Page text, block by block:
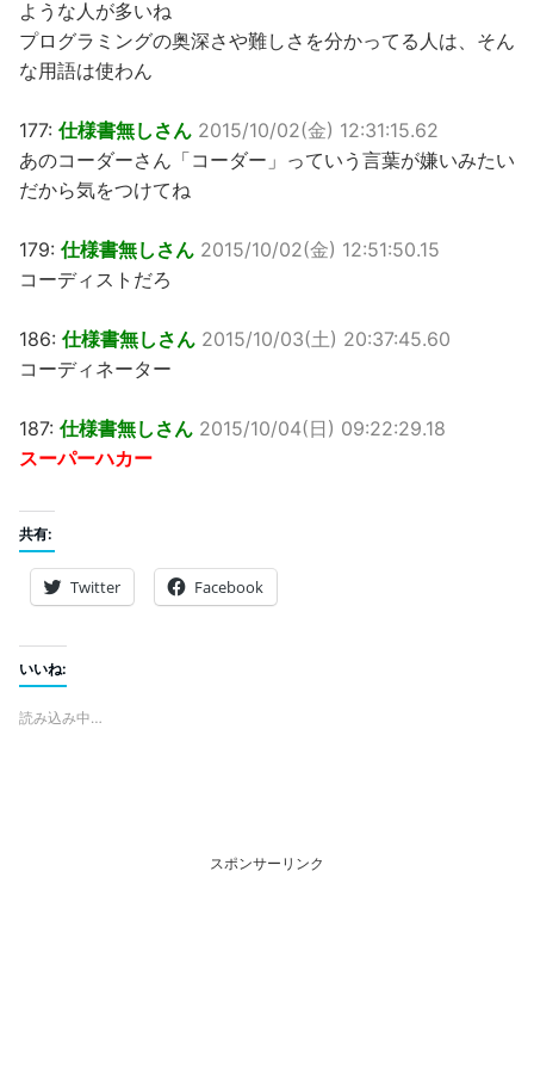
ような人が多いね
プログラミングの奥深さや難しさを分かってる人は、そん
な用語は使わん
177: 仕様書無しさん 2015/10/02(金) 12:31:15.62
あのコーダーさん「コーダー」っていう言葉が嫌いみたい
だから気をつけてね
179: 仕様書無しさん 2015/10/02(金) 12:51:50.15
コーディストだろ
186: 仕様書無しさん 2015/10/03(土) 20:37:45.60
コーディネーター
187: 仕様書無しさん 2015/10/04(日) 09:22:29.18
スーパーハカー
共有:
Twitter Facebook
いいね:
読み込み中…
スポンサーリンク